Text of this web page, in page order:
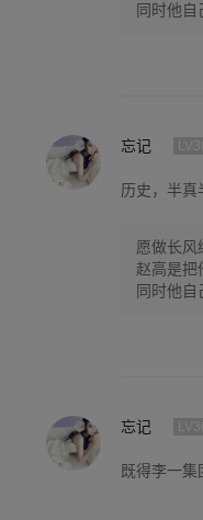
同时他
忘记
历史，半真
愿做长风
赵高是把
同时他
忘记
既得李一